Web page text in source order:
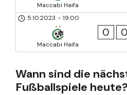
Maccabi Haifa
5.10.2023 - 19:00
Maccabi Haifa
0 0
Wann sind die
Fußballspiele heute?